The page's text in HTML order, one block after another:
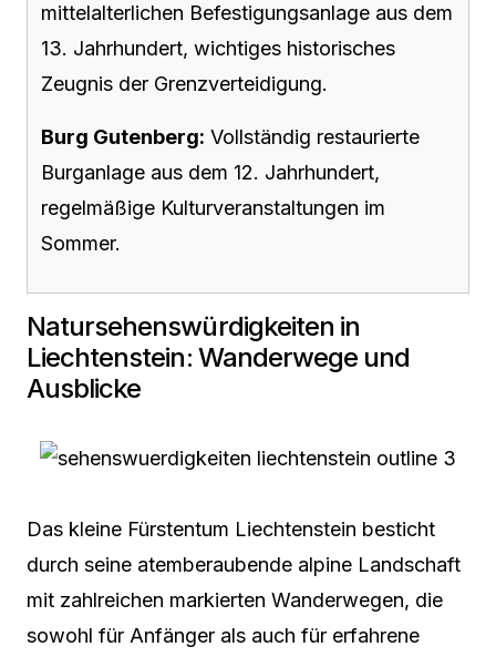
mittelalterlichen Befestigungsanlage aus dem
13. Jahrhundert, wichtiges historisches
Zeugnis der Grenzverteidigung.
Burg Gutenberg: Vollständig restaurierte
Burganlage aus dem 12. Jahrhundert,
regelmäßige Kulturveranstaltungen im
Sommer.
Natursehenswürdigkeiten in
Liechtenstein: Wanderwege und
Ausblicke
Das kleine Fürstentum Liechtenstein besticht
durch seine atemberaubende alpine Landschaft
mit zahlreichen markierten Wanderwegen, die
sowohl für Anfänger als auch für erfahrene